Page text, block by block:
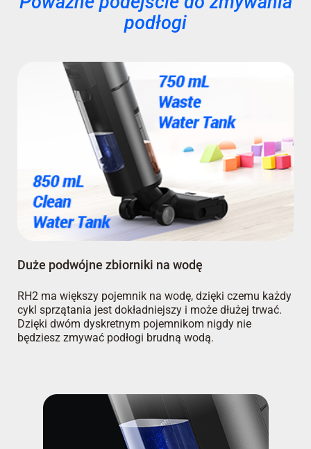
podłogi
Duże podwójne zbiorniki na wodę
RH2 ma większy pojemnik na wodę, dzięki czemu każdy
cykl sprzątania jest dokładniejszy i może dłużej trwać.
Dzięki dwóm dyskretnym pojemnikom nigdy nie
będziesz zmywać podłogi brudną wodą.